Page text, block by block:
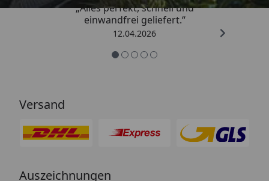
„Alles perfekt, schnell und
einwandfrei geliefert.“
12.04.2026
Versand
Auszeichnungen